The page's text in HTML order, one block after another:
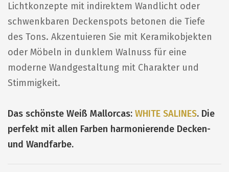
Lichtkonzepte mit indirektem Wandlicht oder
schwenkbaren Deckenspots betonen die Tiefe
des Tons. Akzentuieren Sie mit Keramikobjekten
oder Möbeln in dunklem Walnuss für eine
moderne Wandgestaltung mit Charakter und
Stimmigkeit.
Das schönste Weiß Mallorcas: WHITE SALINES. Die
perfekt mit allen Farben harmonierende Decken-
und Wandfarbe.